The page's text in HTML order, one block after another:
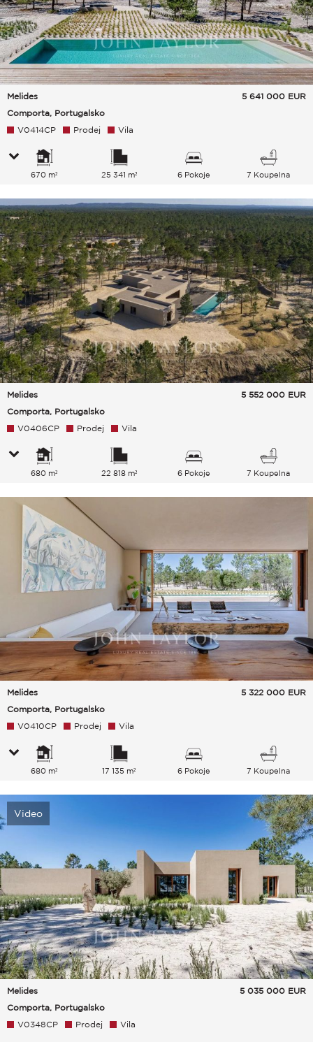
Melides
Comporta, Portugalsko
5 641 000 EUR
V0414CP Prodej Vila
670 m² 25 341 m² 6 Pokoje 7 Koupelna
Melides
Comporta, Portugalsko
5 552 000 EUR
V0406CP Prodej Vila
680 m² 22 818 m² 6 Pokoje 7 Koupelna
Melides
Comporta, Portugalsko
5 322 000 EUR
V0410CP Prodej Vila
680 m² 17 135 m² 6 Pokoje 7 Koupelna
Video
Melides
Comporta, Portugalsko
5 035 000 EUR
V0348CP Prodej Vila